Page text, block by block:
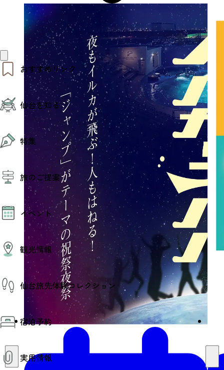
おすすめリンク
仙台夜時間
モデルコース
エリアガイド
お知らせ
お得なチケット
仙台を知る
仙台の魅力
エリアガイド
復興に向けて
仙台観光PR動画ライブラリー
仙台から行く東北周遊旅
伝統的工芸品
特集
特集
夜時間トピックス
旅のご提案
モデルコース
AIおまかせコース
オリジナルプラン
みんなの旅行記
イベント
イベント情報
その他イベント情報（音楽・展示会）
スポーツ情報
コンベンション情報
観光情報
観光スポット
温泉
美味いもの
季節のイベント
プロスポーツチーム・プロオーケストラ
仙台の銘品
仙台夜時間
仙台観光マップ
仙台旅先体験コレクション
仙台旅先体験コレクション
体験プログラム検索（予約）
体験事業者からのお知らせ
体験事業者
宿泊予約
実用情報